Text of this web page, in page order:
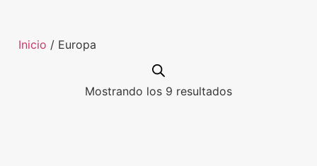
Inicio / Europa
Mostrando los 9 resultados